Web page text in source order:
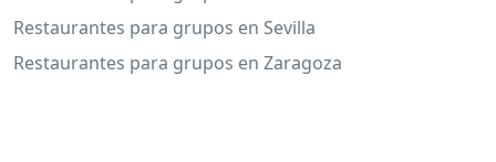
Restaurantes para grupos en Sevilla
Restaurantes para grupos en Zaragoza